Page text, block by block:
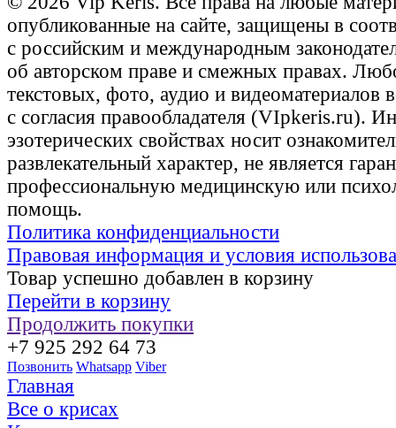
опубликованные на сайте, защищены в
с российским и международным
об авторском праве и смежных правах.
текстовых, фото, аудио и видеоматериалов
с согласия правообладателя (VIpkeris.ru).
эзотерических свойствах носит
развлекательный характер, не является
профессиональную медицинскую или
помощь.
Политика конфиденциальности
Правовая информация и условия
Товар успешно добавлен в корзину
Перейти в корзину
Продолжить покупки
+7 925 292 64 73
Позвонить Whatsapp Viber
Главная
Все о крисах